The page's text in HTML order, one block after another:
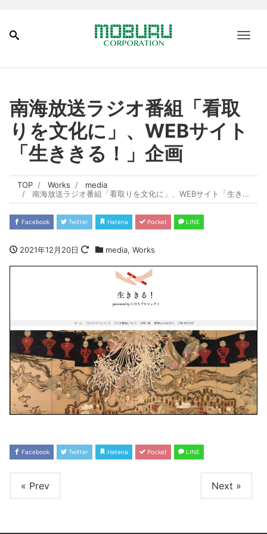
南海放送ラジオ番組「看取
りを文化に」、WEBサイト
「生ききる！」企画
TOP Works
media
南海放送ラジオ番組「看取りを文化に」、WEBサイト「生ききる！」企画
Facebook Twitter Hatena Pocket LINE
2021年12月20日 media, Works
Facebook Twitter Hatena Pocket LINE
« Prev Next »